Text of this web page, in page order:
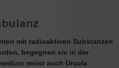
mit radioaktiven Substanzen
begegnen sie in der
meist auch Ursula